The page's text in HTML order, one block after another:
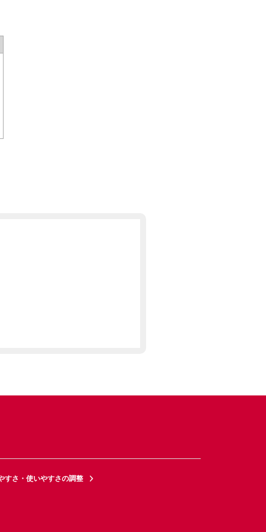
すさ・使いやすさの調整